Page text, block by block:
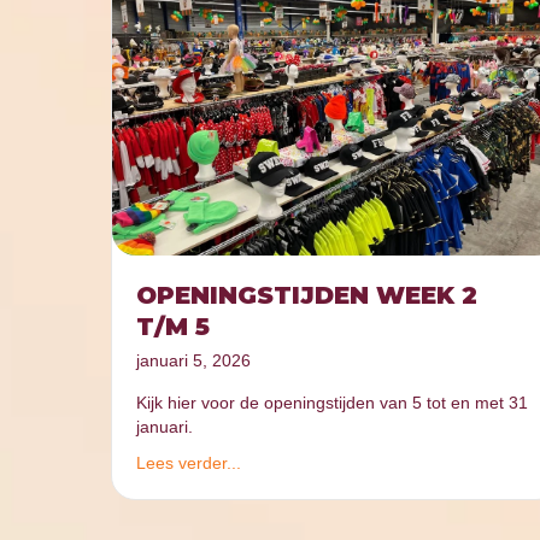
OPENINGSTIJDEN WEEK 2
T/M 5
januari 5, 2026
Kijk hier voor de openingstijden van 5 tot en met 31
januari.
Lees verder...